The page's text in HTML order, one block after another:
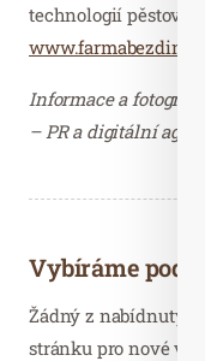
technologií
Informace a
– PR a digitální
Vybíráme
Žádný z
stránku pro nové